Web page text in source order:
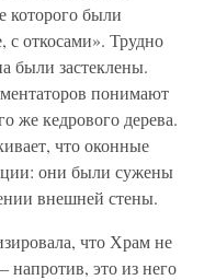
которого были
с откосами». Трудно
были застеклены.
понимают
же кедрового дерева.
что оконные
они были сужены
внешней стены.
что Храм не
это из него